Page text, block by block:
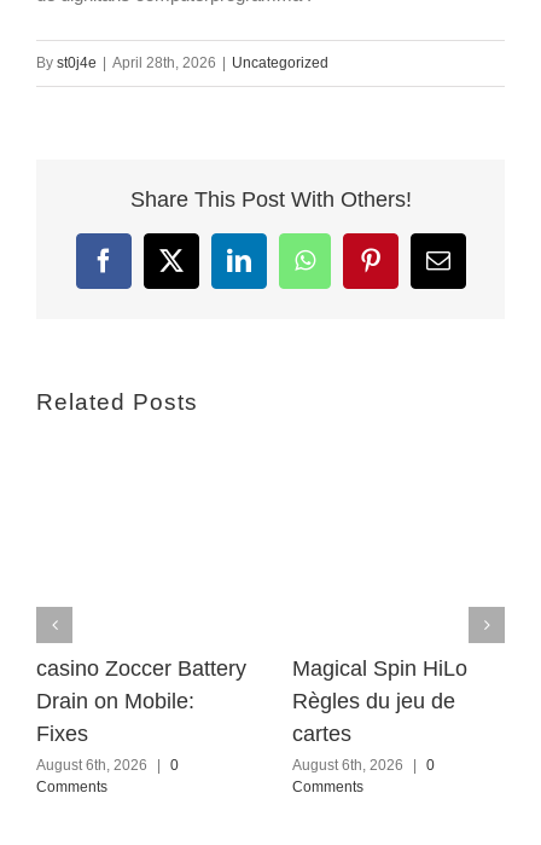
By st0j4e April 28th, 2026 Uncategorized
Share This Post With Others!
Facebook
X LinkedInWhatsAppPinterestEmail
Related Posts
casino Zoccer Battery
Drain on Mobile:
Fixes
August 6th, 2026 |
0
Comments
Magical Spin HiLo
Règles du jeu de
cartes
August 6th, 2026 |
0
Comments